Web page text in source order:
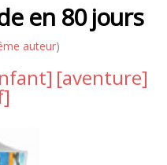
Culture
en 80 jours
auteur)
[aventure]